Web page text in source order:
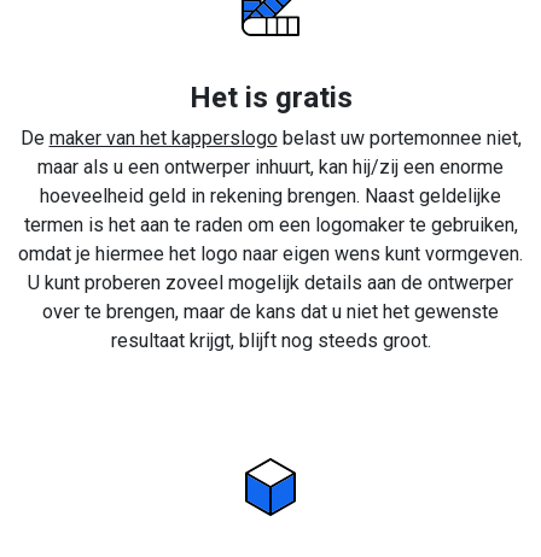
Het is gratis
De maker van het kapperslogobelast uw portemonnee niet,
maar als u een ontwerper inhuurt, kan hij/zij een enorme
hoeveelheid geld in rekening brengen. Naast geldelijke
termen is het aan te raden om een logomaker te gebruiken,
omdat je hiermee het logo naar eigen wens kunt vormgeven.
U kunt proberen zoveel mogelijk details aan de ontwerper
over te brengen, maar de kans dat u niet het gewenste
resultaat krijgt, blijft nog steeds groot.